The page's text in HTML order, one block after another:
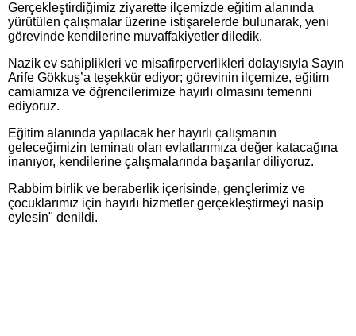
Gerçekleştirdiğimiz ziyarette ilçemizde eğitim alanında
yürütülen çalışmalar üzerine istişarelerde bulunarak, yeni
görevinde kendilerine muvaffakiyetler diledik.
Nazik ev sahiplikleri ve misafirperverlikleri dolayısıyla Sayın
Arife Gökkuş’a teşekkür ediyor; görevinin ilçemize, eğitim
camiamıza ve öğrencilerimize hayırlı olmasını temenni
ediyoruz.
Eğitim alanında yapılacak her hayırlı çalışmanın
geleceğimizin teminatı olan evlatlarımıza değer katacağına
inanıyor, kendilerine çalışmalarında başarılar diliyoruz.
Rabbim birlik ve beraberlik içerisinde, gençlerimiz ve
çocuklarımız için hayırlı hizmetler gerçekleştirmeyi nasip
eylesin" denildi.